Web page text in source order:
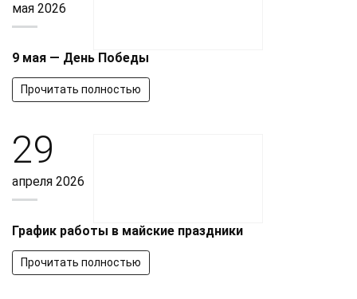
мая 2026
9 мая — День Победы
Прочитать полностью
29
апреля 2026
График работы в майские праздники
Прочитать полностью